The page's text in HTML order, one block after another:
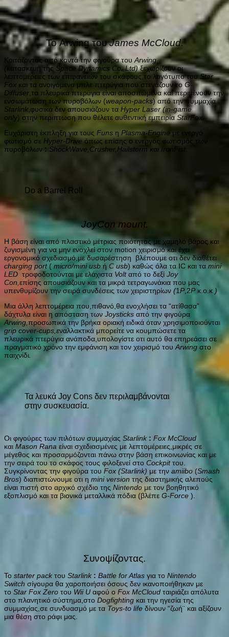
Το Arwing τουJames McCloud.
Κοιτάζοντας από κοντά την φιγούρα του Arwing
κατασκευή της Space Dynamics Co.Ltd)ξεχωρίζουν οι
λεπτομέρειες των επιφανειών του σκάφους,το λογότυπο τουStar
Fox και τα ανοιγόμενα μπλε πτερύγια που στεγάζουν τοG-
Diffuser ,τα πλευρικά πτερύγια είναι αποσπώμενα και περιμένουν την
ενσωμάτωση των πυροβόλων (weapon-packs) από την συμμαχία
Starlink ,φυσικά δεν απουσιάζουν τα Hyper Laser (in-game
only) στην περίπτωση που θέλετε αυθεντική εμπειρίαStarFox.
Ευχάριστη έκπληξη για τους Funs η Plasma-Engine με ενεργό
φωτισμό σε Hyper-Driveόπως επίσης ο ενεργός φωτισμός των
πυροβόλων : ShockWave,Crusher,Hailstorm και IronFist
Do a Barrel Roll
JoyCon mount.
Η βάση είναι από πλαστικό μέτριας ποιότητας με χαμηλό βάρος και
ζυγισμένη για να μην ενοχλεί στον motion χειρισμό και έχει
εργονομικό σχεδιασμό,με δυσαρέστηση βλέπουμε οτι δεν διαθέτει
charging port( micro/miniusb ή C usb) καθώς όλα τα IC και τα mini
LED τροφοδοτούνται με ελάχιστα Voltαπό το δεξί Joy
Con, επίσης απουσιάζουν και τα μικρά τετραγωνάκια που μας
υπενθυμίζουν την σειρά συνδέσεις των χειριστηρίων (1P,2Pκ.ο.κ )
Μια άλλη λεπτομέρεια που,πιθανό,θα ενοχλήσει τα “ατίθασα”
δάχτυλα είναι η απόσταση των Joysticks από την φιγούρα
Arwing,προσωπικά την βρήκα οριακή ειδικά όταν χρησιμοποιούνται
grip cover-cups,εναλλακτικά μπορείτε να κουμπώσετε τα
πλευρικά πτερύγια ανάποδα,υπολογίστε οτι αυτό θα επηρεάσει σε
πραγματικό χρόνο την εμφάνιση και τον χειρισμό του Arwing στο
παιχνίδι
Τα λευκά Joy Cons δεν περιλαμβάνονται
στην συσκευασία.
Οι φιγούρες των πιλότων συμμαχίας Starlink : Fox McCloud
και Mason Rana είναι σχεδιασμένες με λεπτομέρειες,μικρές σε
μέγεθος και προσαρμόζονται πάνω στην βάση επικοινωνίας και με
την σειρά του το σκάφος τους φιλοξενεί στο Cockpitτου.
Συγκρίνοντας την φιγούρα του Fox (Starlink) με την amiibo (Smash
Bros) διαπιστώνουμε οτι η mini version της διαστημικής αλεπούς
είναι πιστή στο αρχικό σχέδιο της Nintendo με τον βοηθητικό
εξοπλισμό και τα βιονικά μεταλλικά πόδια (βλέπε G-Force ).
Συνοψίζοντας.
Το starter pack του Starlink : Battle for Atlas για το Nintendo
Switch σίγουρα θα χαροποιήσει όσους δεν ικανοποιήθηκαν με
το Star Fox Zero του Wii U αφού ο Fox McCloud ταιριάζει απόλυτα
στο πλανητικό σύστημα,στο Dogfighting και την ηγεσία της
συμμαχίας,σε συνδυασμό με τα Toys-tο life δίνουν “ζωή¨ και αξίζουν
μια θέση στο ράφι μας.